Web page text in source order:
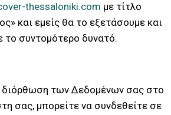
thessaloniki.com με τίτλο
και εμείς θα το εξετάσουμε και
συντομότερο δυνατό.
διόρθωση των Δεδομένων σας στο
σας, μπορείτε να συνδεθείτε σε